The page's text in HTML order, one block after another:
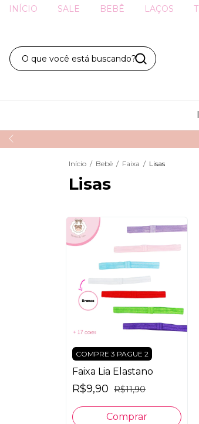
INÍCIO SALE BEBÊ LAÇOS
Início / Bebê / Faixa / Lisas
Lisas
COMPRE 3 PAGUE 2
Faixa Lia Elastano
R$9,90 R$11,90
Comprar